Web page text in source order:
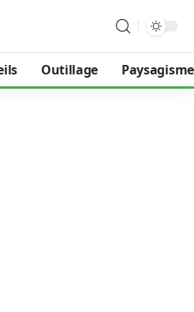
Outillage Paysagisme